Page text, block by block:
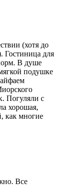
(хотя до
Гостиница для
В душе
подушке
Погуляли с
хорошая,
как многие
Все